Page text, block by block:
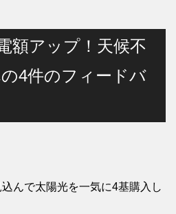
額アップ！天候不
4件のフィードバ
んで太陽光を一気に4基購入し